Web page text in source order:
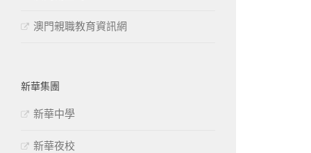
澳門親職教育資訊網
新華集團
新華中學
新華夜校